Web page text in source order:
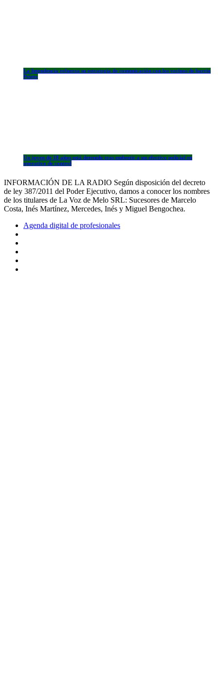
La Intendencia refuerza su estrategia de comunicación con los vecinos de barrio
Prieto
Un joven de 18 años está detenido tras embestir a un efectivo policial en
operativo de control
INFORMACIÓN DE LA RADIO Según disposición del decreto
de ley 387/2011 del Poder Ejecutivo, damos a conocer los nombres
de los titulares de La Voz de Melo SRL: Sucesores de Marcelo
Costa, Inés Martínez, Mercedes, Inés y Miguel Bengochea.
Agenda digital de profesionales